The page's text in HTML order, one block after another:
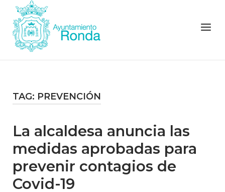
content
Menu
TAG: PREVENCIÓN
La alcaldesa anuncia las
medidas aprobadas para
prevenir contagios de
Covid-19